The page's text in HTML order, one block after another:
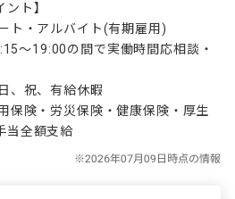
ント】
ト・アルバイト(有期雇用)
〜19:00の間で実働時間応相談・
、祝、有給休暇
保険・労災保険・健康保険・厚生
当全額支給